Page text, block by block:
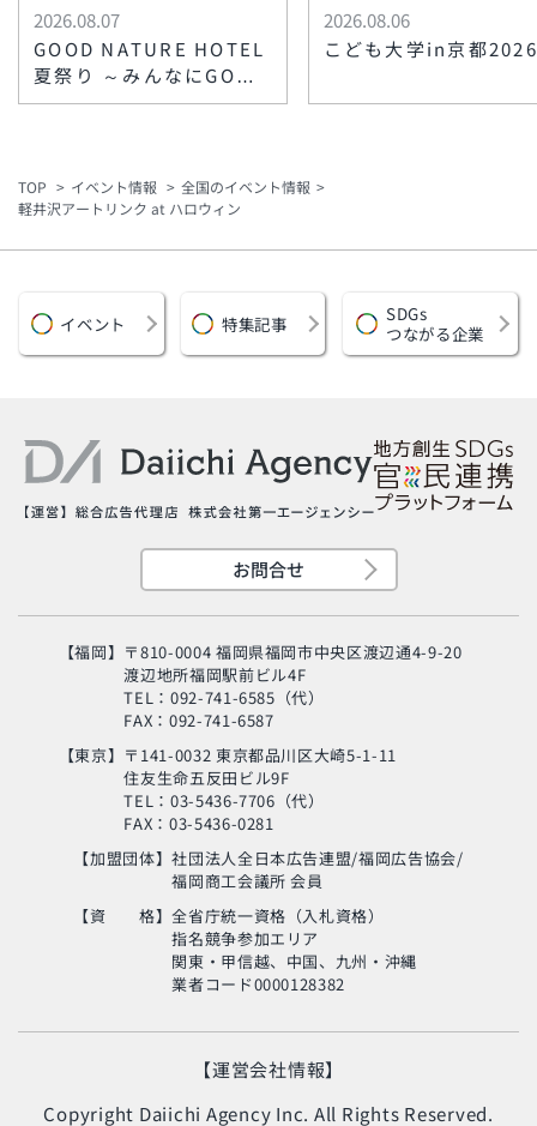
2026.08.07
GOOD NATURE HOTEL
夏祭り ～みんなにGOOD
な思い出づくり～
2026.08.06
こども大学in京都2026
TOP イベント情報
全国のイベント情報
軽井沢アートリンク at ハロウィン
イベント 特集記事
SDGs
つながる企業
お問合せ
【福岡】 〒810-0004 福岡県福岡市中央区渡辺通4-9-20
渡辺地所福岡駅前ビル4F
TEL：092-741-6585（代）
FAX：092-741-6587
【東京】 〒141-0032 東京都品川区大崎5-1-11
住友生命五反田ビル9F
TEL：03-5436-7706（代）
FAX：03-5436-0281
【加盟団体】社団法人全日本広告連盟/福岡広告協会/
福岡商工会議所 会員
【資 格】全省庁統一資格（入札資格）
指名競争参加エリア
関東・甲信越、中国、九州・沖縄
業者コード0000128382
【運営会社情報】
Copyright Daiichi Agency Inc. All Rights Reserved.
「MSC海のエコラベ
使い終わった制服
の“新・活用術”とは？
生命の神秘に迫るアナ